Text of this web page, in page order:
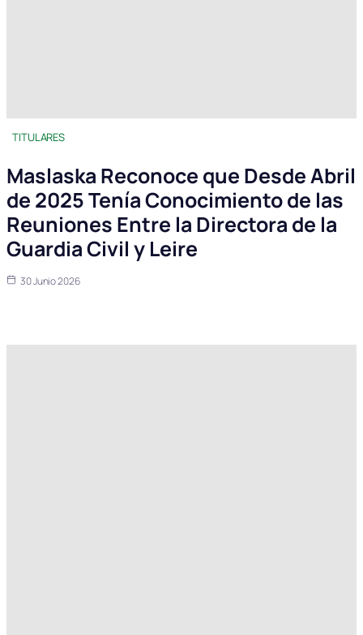
TITULARES
Maslaska Reconoce que Desde Abril
de 2025 Tenía Conocimiento de las
Reuniones Entre la Directora de la
Guardia Civil y Leire
30 Junio 2026